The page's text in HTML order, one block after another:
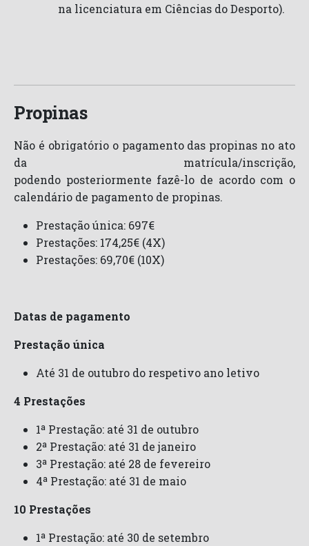
na licenciatura em Ciências do Desporto).
Propinas
Não é obrigatório o pagamento das propinas no ato
da matrícula/inscrição,
podendo posteriormente fazê-lo de acordo com o
calendário de pagamento de propinas.
Prestação única: 697€
Prestações: 174,25€ (4X)
Prestações: 69,70€ (10X)
Datas de pagamento
Prestação única
Até 31 de outubro do respetivo ano letivo
4 Prestações
1ª Prestação: até 31 de outubro
2ª Prestação: até 31 de janeiro
3ª Prestação: até 28 de fevereiro
4ª Prestação: até 31 de maio
10 Prestações
1ª Prestação: até 30 de setembro